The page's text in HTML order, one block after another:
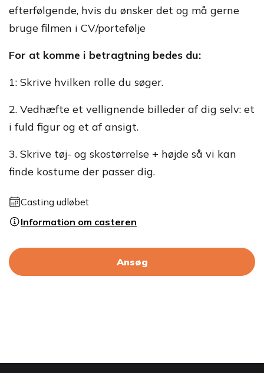
efterfølgende, hvis du ønsker det og må gerne
bruge filmen i CV/portefølje
For at komme i betragtning bedes du:
1: Skrive hvilken rolle du søger.
2. Vedhæfte et vellignende billeder af dig selv: et
i fuld figur og et af ansigt.
3. Skrive tøj- og skostørrelse + højde så vi kan
finde kostume der passer dig.
Casting udløbet
Information om casteren
Ansøg